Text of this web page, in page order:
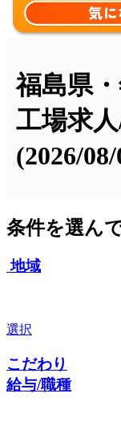
福島県
工場求
(2026/
条件を選ん
地域
選択
こだわり
給与/職種